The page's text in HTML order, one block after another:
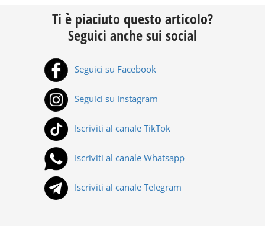
Ti è piaciuto questo articolo?
Seguici anche sui social
Seguici su Facebook
Seguici su Instagram
Iscriviti al canale TikTok
Iscriviti al canale Whatsapp
Iscriviti al canale Telegram